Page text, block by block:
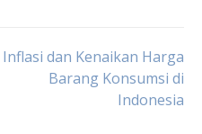
Inflasi dan Kenaikan Harga
Barang Konsumsi di
Indonesia